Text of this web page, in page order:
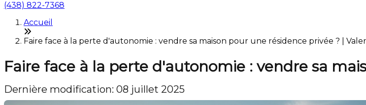
(438) 822-7368
Accueil
Faire face à la perte d'autonomie : vendre sa maison pour une résidence privée ? |
Faire face à la perte d'autonomie : vendre sa
Dernière modification: 08 juillet 2025